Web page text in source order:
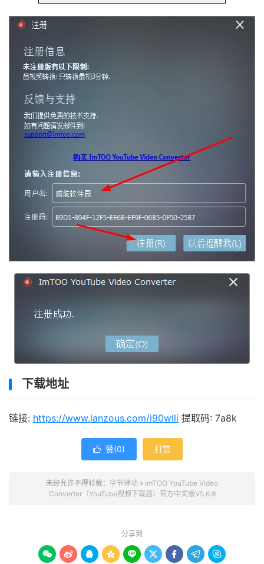
下载地址
链接: https://www.lanzous.com/i90wlli 提取码: 7a8k
 赞(0) 打赏
未经允许不得转载： 字节律动 » ImTOO YouTube Video
Converter（YouTube视频下载器）官方中文版V5.6.9
分享到
        